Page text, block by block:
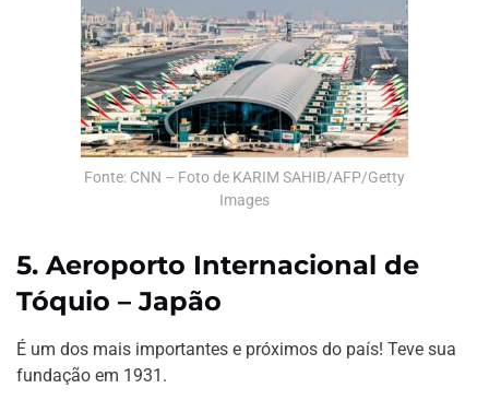
Fonte: CNN – Foto de KARIM SAHIB/AFP/Getty
Images
5. Aeroporto Internacional de
Tóquio – Japão
É um dos mais importantes e próximos do país! Teve sua
fundação em 1931.